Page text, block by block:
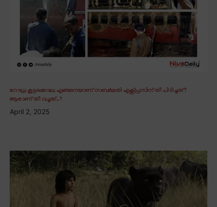
ഗോധ്ര കൂട്ടക്കൊല; എങ്ങനെയാണ് സബർമതി എക്സ്പ്രസിന് തീ പിടിച്ചത്?
ആരാണ് തീ വച്ചത്..?
April 2, 2025